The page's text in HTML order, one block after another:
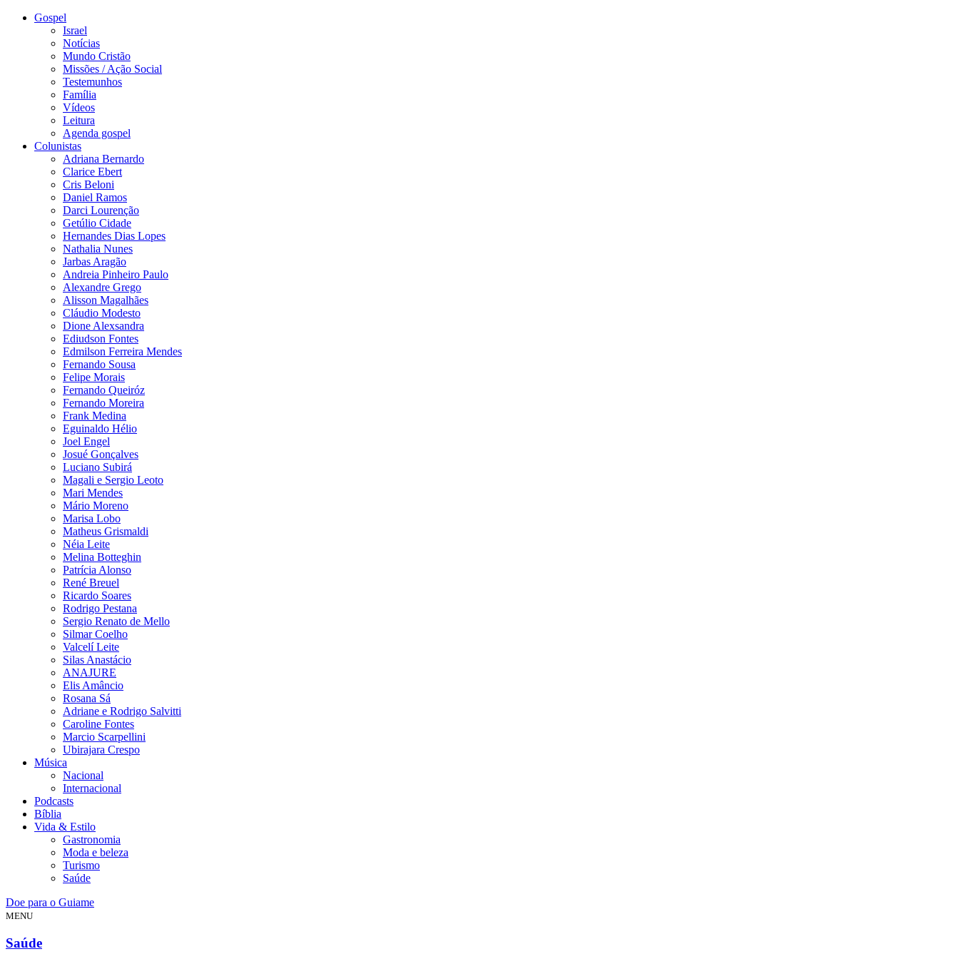
Gospel
Israel
Notícias
Mundo Cristão
Missões / Ação Social
Testemunhos
Família
Vídeos
Leitura
Agenda gospel
Colunistas
Adriana Bernardo
Clarice Ebert
Cris Beloni
Daniel Ramos
Darci Lourenção
Getúlio Cidade
Hernandes Dias Lopes
Nathalia Nunes
Jarbas Aragão
Andreia Pinheiro Paulo
Alexandre Grego
Alisson Magalhães
Cláudio Modesto
Dione Alexsandra
Ediudson Fontes
Edmilson Ferreira Mendes
Fernando Sousa
Felipe Morais
Fernando Queiróz
Fernando Moreira
Frank Medina
Eguinaldo Hélio
Joel Engel
Josué Gonçalves
Luciano Subirá
Magali e Sergio Leoto
Mari Mendes
Mário Moreno
Marisa Lobo
Matheus Grismaldi
Néia Leite
Melina Botteghin
Patrícia Alonso
René Breuel
Ricardo Soares
Rodrigo Pestana
Sergio Renato de Mello
Silmar Coelho
Valcelí Leite
Silas Anastácio
ANAJURE
Elis Amâncio
Rosana Sá
Adriane e Rodrigo Salvitti
Caroline Fontes
Marcio Scarpellini
Ubirajara Crespo
Música
Nacional
Internacional
Podcasts
Bíblia
Vida & Estilo
Gastronomia
Moda e beleza
Turismo
Saúde
Doe para o Guiame
MENU
Saúde